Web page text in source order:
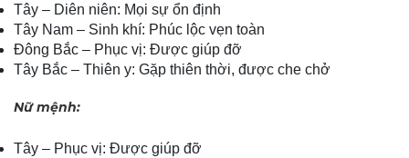
Tây – Diên niên: Mọi sự ổn định
Tây Nam – Sinh khí: Phúc lộc vẹn toàn
Đông Bắc – Phục vị: Được giúp đỡ
Tây Bắc – Thiên y: Gặp thiên thời, được che chở
Nữ mệnh:
Tây – Phục vị: Được giúp đỡ